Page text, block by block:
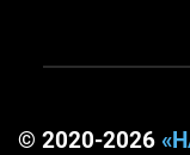
© 2020-2026